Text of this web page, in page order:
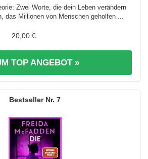
Zwei Worte, die dein Leben verändern
das Millionen von Menschen geholfen ...
20,00 €
TOP ANGEBOT »
7